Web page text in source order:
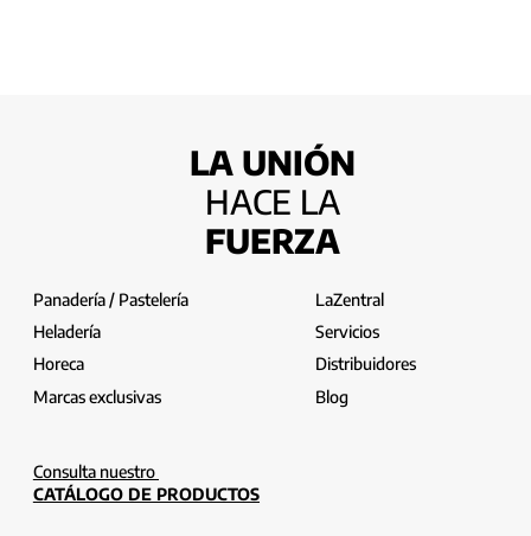
LA UNIÓN
HACE LA
FUERZA
Panadería / Pastelería
Heladería
Horeca
Marcas exclusivas
LaZentral
Servicios
Distribuidores
Blog
Consulta nuestro
CATÁLOGO DE PRODUCTOS